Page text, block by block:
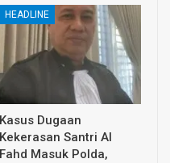
HEADLINE
Kasus Dugaan
Kekerasan Santri Al
Fahd Masuk Polda,